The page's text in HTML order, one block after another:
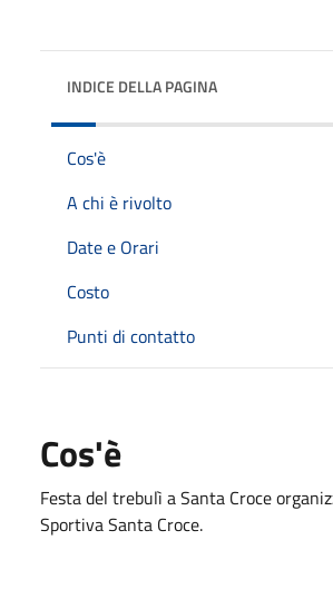
INDICE DELLA PAGINA
Cos'è
A chi è rivolto
Date e Orari
Costo
Punti di contatto
Cos'è
Festa del trebulì a Santa Croce
Sportiva Santa Croce.